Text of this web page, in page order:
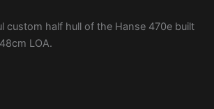
custom half hull of the Hanse 470e built
LOA.